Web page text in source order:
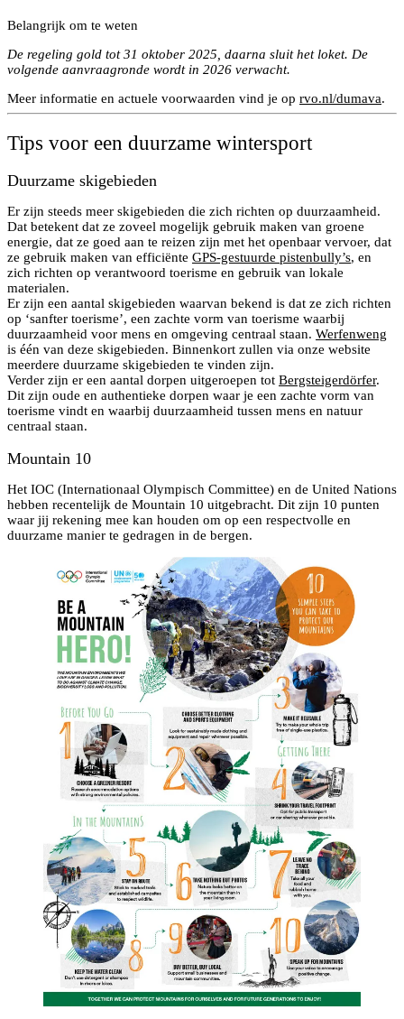
Belangrijk om te weten
De regeling gold tot 31 oktober 2025, daarna sluit het loket. De
volgende aanvraagronde wordt in 2026 verwacht.
Meer informatie en actuele voorwaarden vind je op rvo.nl/dumava.
Tips voor een duurzame wintersport
Duurzame skigebieden
Er zijn steeds meer skigebieden die zich richten op duurzaamheid.
Dat betekent dat ze zoveel mogelijk gebruik maken van groene
energie, dat ze goed aan te reizen zijn met het openbaar vervoer, dat
ze gebruik maken van efficiënte GPS-gestuurde pistenbully’s, en
zich richten op verantwoord toerisme en gebruik van lokale
materialen.
Er zijn een aantal skigebieden waarvan bekend is dat ze zich richten
op ‘sanfter toerisme’, een zachte vorm van toerisme waarbij
duurzaamheid voor mens en omgeving centraal staan. Werfenweng
is één van deze skigebieden. Binnenkort zullen via onze website
meerdere duurzame skigebieden te vinden zijn.
Verder zijn er een aantal dorpen uitgeroepen tot Bergsteigerdörfer.
Dit zijn oude en authentieke dorpen waar je een zachte vorm van
toerisme vindt en waarbij duurzaamheid tussen mens en natuur
centraal staan.
Mountain 10
Het IOC (Internationaal Olympisch Committee) en de United Nations
hebben recentelijk de Mountain 10 uitgebracht. Dit zijn 10 punten
waar jij rekening mee kan houden om op een respectvolle en
duurzame manier te gedragen in de bergen.